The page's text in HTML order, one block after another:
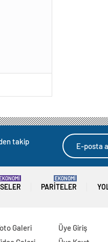
takip
EKONOMİ
PARITELER
EKONOMİ
Galeri
Üye Giriş